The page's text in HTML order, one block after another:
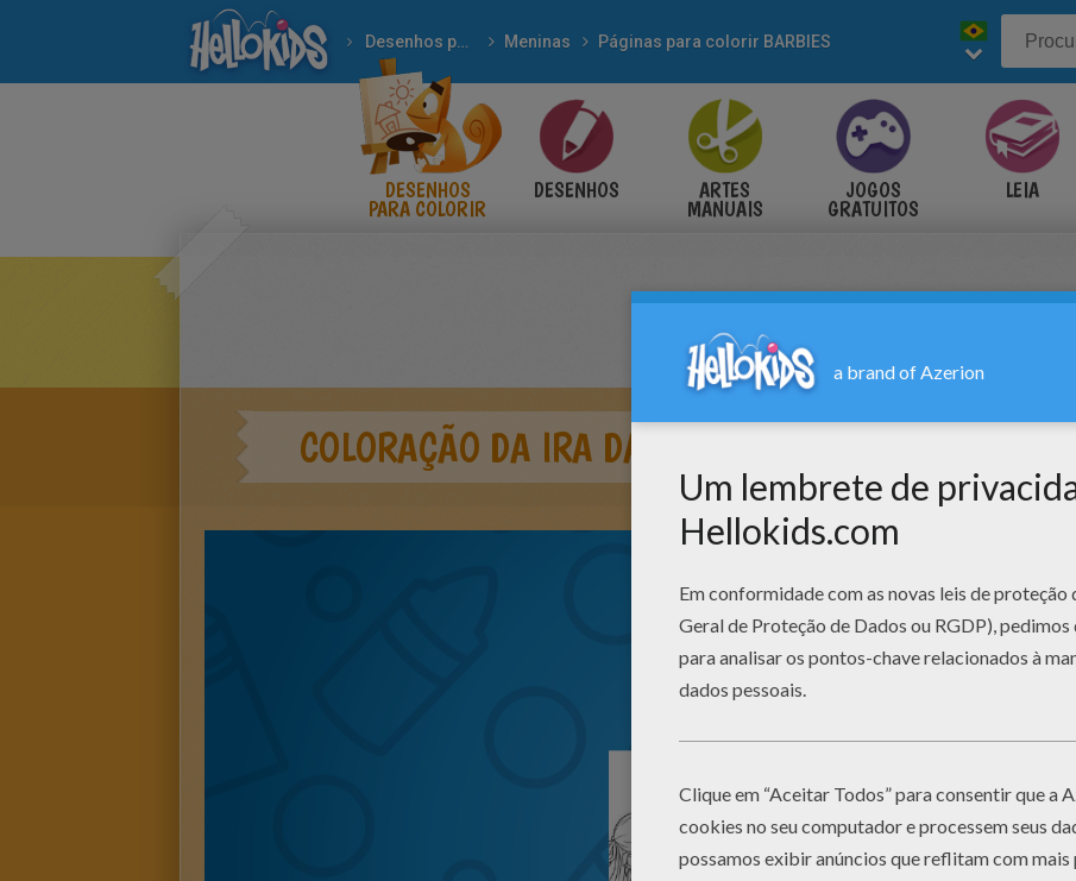
Desenhos para colorir Meninas Páginas para colorir BARBIES
DESENHOS
PARA COLORIR
DESENHOS ARTES
MANUAIS
JOGOS
GRATUITOS
LEIA
COLORAÇÃO DA IRA DA DECISÃO